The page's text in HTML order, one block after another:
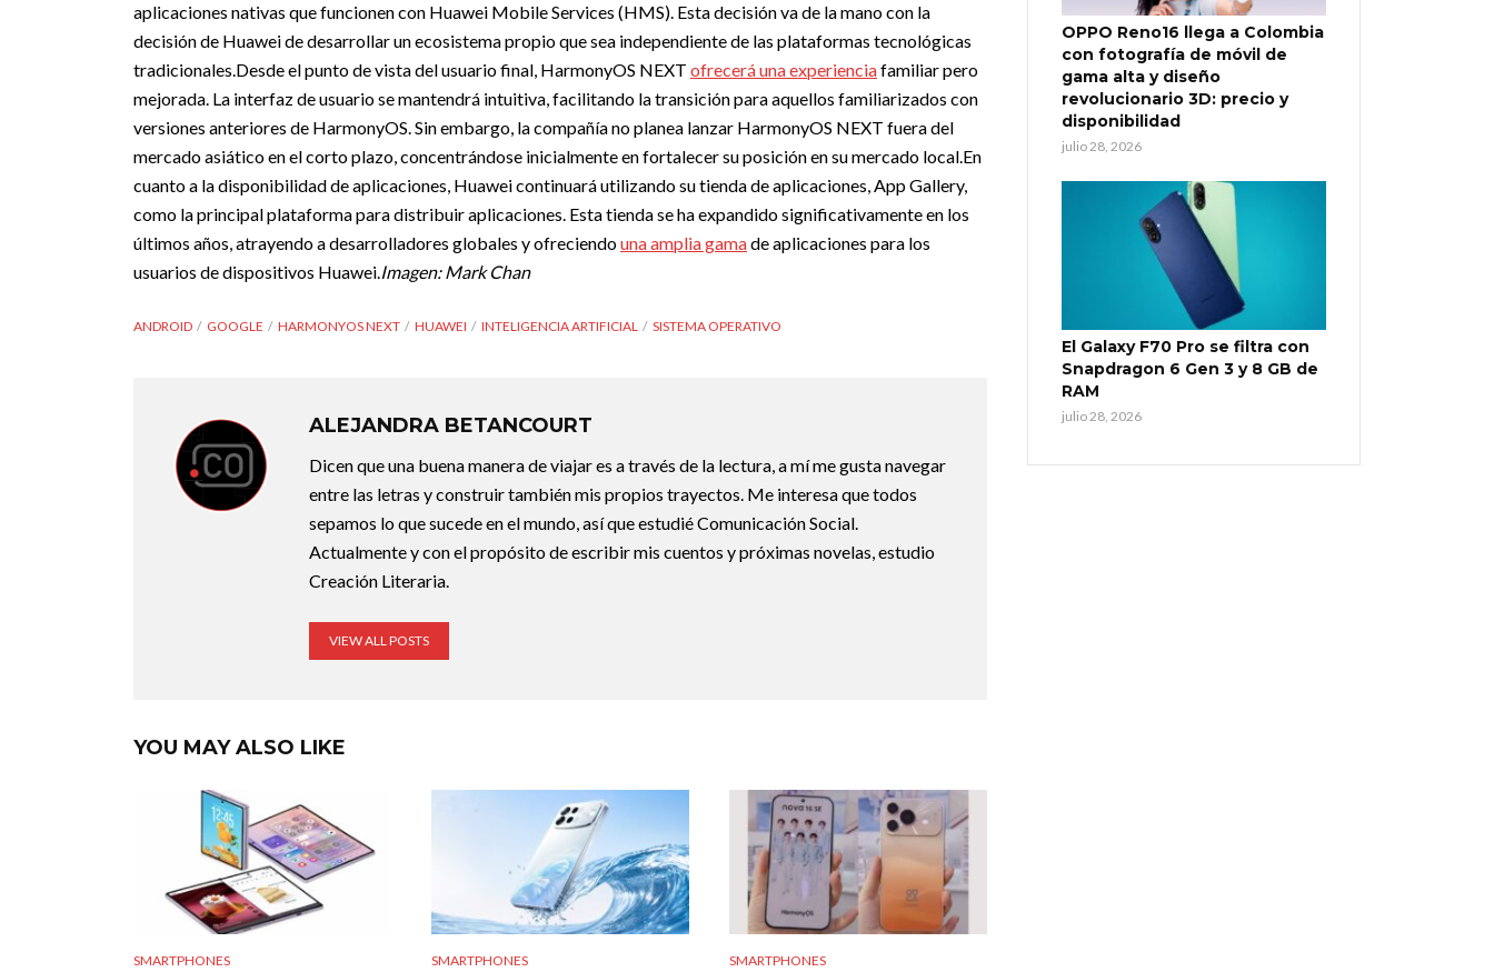
aplicaciones nativas que funcionen con Huawei Mobile Services (HMS). Esta decisión va de la mano con la
decisión de Huawei de desarrollar un ecosistema propio que sea independiente de las plataformas tecnológicas
tradicionales.Desde el punto de vista del usuario final, HarmonyOS NEXT ofrecerá una experienciafamiliar pero
mejorada. La interfaz de usuario se mantendrá intuitiva, facilitando la transición para aquellos familiarizados con
versiones anteriores de HarmonyOS. Sin embargo, la compañía no planea lanzar HarmonyOS NEXT fuera del
mercado asiático en el corto plazo, concentrándose inicialmente en fortalecer su posición en su mercado local.En
cuanto a la disponibilidad de aplicaciones, Huawei continuará utilizando su tienda de aplicaciones, App Gallery,
como la principal plataforma para distribuir aplicaciones. Esta tienda se ha expandido significativamente en los
últimos años, atrayendo a desarrolladores globales y ofreciendouna amplia gamade aplicaciones para los
usuarios de dispositivos Huawei.Imagen: Mark Chan
ANDROID GOOGLE HARMONYOS NEXT HUAWEI INTELIGENCIA ARTIFICIAL SISTEMA OPERATIVO
ALEJANDRA BETANCOURT
Dicen que una buena manera de viajar es a través de la lectura, a mí me gusta navegar
entre las letras y construir también mis propios trayectos. Me interesa que todos
sepamos lo que sucede en el mundo, así que estudié Comunicación Social.
Actualmente y con el propósito de escribir mis cuentos y próximas novelas, estudio
Creación Literaria.
VIEW ALL POSTS
YOU MAY ALSO LIKE
SMARTPHONES SMARTPHONES SMARTPHONES
OPPO Reno16 llega a Colombia
con fotografía de móvil de
gama alta y diseño
revolucionario 3D: precio y
disponibilidad
julio 28, 2026
El Galaxy F70 Pro se filtra con
Snapdragon 6 Gen 3 y 8 GB de
RAM
julio 28, 2026